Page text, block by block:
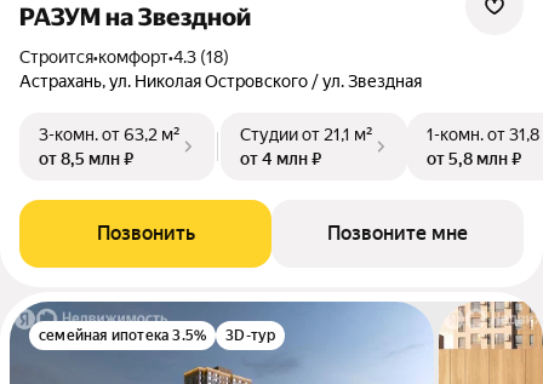
РАЗУМ на Звездной
Строится•комфорт•4.3 (18)
Астрахань, ул. Николая Островского / ул. Звездная
3-комн.от 63,2 м²
от 8,5 млн ₽
Студииот 21,1 м²
от 4 млн ₽
1-комн.от
от 5,8 млн ₽
Позвонить Позвоните мне
семейная ипотека 3.5% 3D-тур